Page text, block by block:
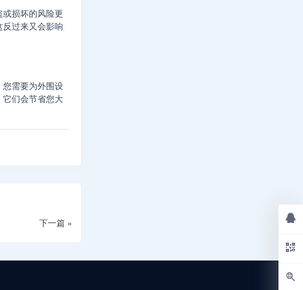
损坏的风险更
过来又会影响
您需要为外围设
它们会节省您大
下一篇 »